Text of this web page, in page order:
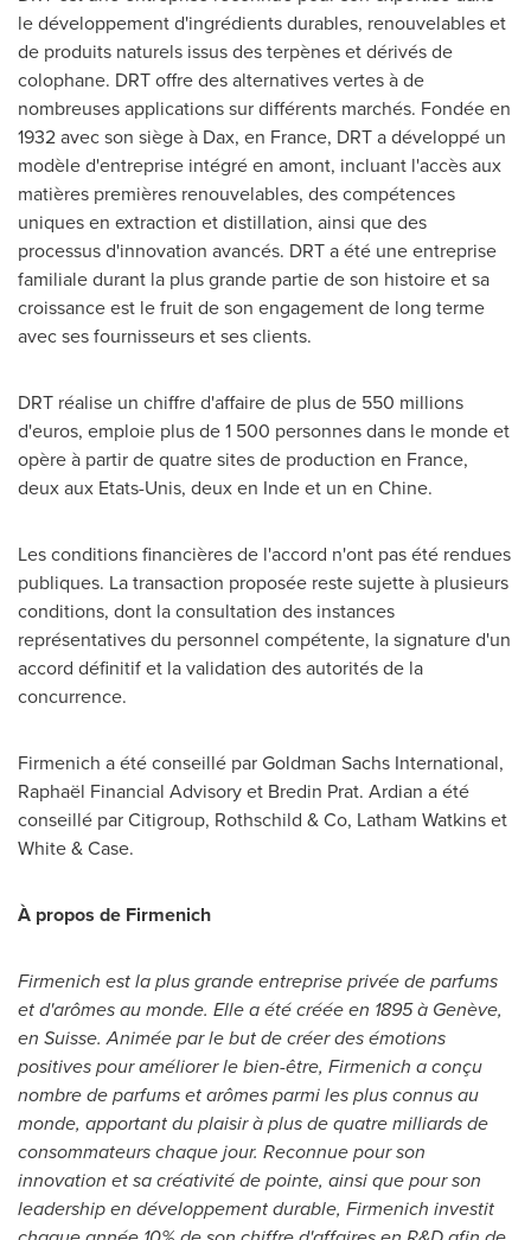
le développement d'ingrédients durables, renouvelables et
de produits naturels issus des terpènes et dérivés de
colophane. DRT offre des alternatives vertes à de
nombreuses applications sur différents marchés. Fondée en
1932 avec son siège à Dax, en France, DRT a développé un
modèle d'entreprise intégré en amont, incluant l'accès aux
matières premières renouvelables, des compétences
uniques en extraction et distillation, ainsi que des
processus d'innovation avancés. DRT a été une entreprise
familiale durant la plus grande partie de son histoire et sa
croissance est le fruit de son engagement de long terme
avec ses fournisseurs et ses clients.
DRT réalise un chiffre d'affaire de plus de 550 millions
d'euros, emploie plus de 1 500 personnes dans le monde et
opère à partir de quatre sites de production en France,
deux aux Etats-Unis, deux en Inde et un en Chine.
Les conditions financières de l'accord n'ont pas été rendues
publiques. La transaction proposée reste sujette à plusieurs
conditions, dont la consultation des instances
représentatives du personnel compétente, la signature d'un
accord définitif et la validation des autorités de la
concurrence.
Firmenich a été conseillé par Goldman Sachs International,
Raphaël Financial Advisory et Bredin Prat. Ardian a été
conseillé par Citigroup, Rothschild & Co, Latham Watkinset
White & Case.
À propos de Firmenich
Firmenich est la plus grande entreprise privée de parfums
et d'arômes au monde. Elle a été créée en 1895 à Genève,
en Suisse. Animée par le but de créer des émotions
positives pour améliorer le bien-être, Firmenich a conçu
nombre de parfums et arômes parmi les plus connus au
monde, apportant du plaisir à plus de quatre milliards de
consommateurs chaque jour. Reconnue pour son
innovation et sa créativité de pointe, ainsi que pour son
leadership en développement durable, Firmenich investit